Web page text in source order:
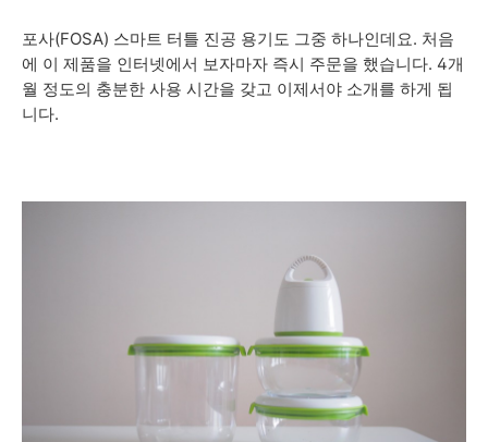
포사(FOSA) 스마트 터틀 진공 용기도 그중 하나인데요. 처음
에 이 제품을 인터넷에서 보자마자 즉시 주문을 했습니다. 4개
월 정도의 충분한 사용 시간을 갖고 이제서야 소개를 하게 됩
니다.